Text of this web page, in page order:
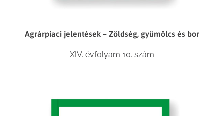
Agrárpiaci jelentések – Zöldség, gyümölcs és bor
XIV. évfolyam 10. szám